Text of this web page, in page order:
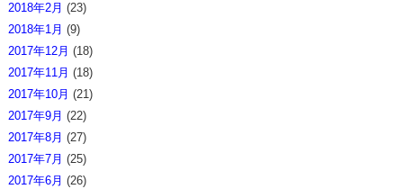
2018年2月 (23)
2018年1月 (9)
2017年12月 (18)
2017年11月 (18)
2017年10月 (21)
2017年9月 (22)
2017年8月 (27)
2017年7月 (25)
2017年6月 (26)